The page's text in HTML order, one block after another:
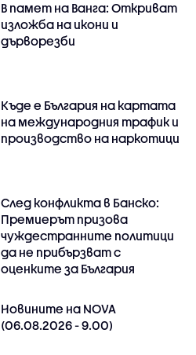
В памет на Ванга: Откриват
изложба на икони и
дърворезби
Къде е България на картата
на международния трафик и
производство на наркотици
След конфликта в Банско:
Премиерът призова
чуждестранните политици
да не прибързват с
оценките за България
Новините на NOVA
(06.08.2026 - 9.00)